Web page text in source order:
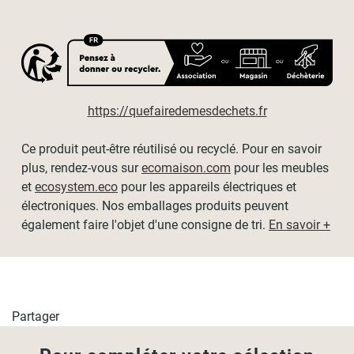
esthétique. Merci de tenir compte de cela dans le choix de
la hauteur de votre store.
Dimensions disponibles :
- L60cm x H190cm / L64cm x H190cm
- L90cm x H190cm / L94cm x H190cm
- L120cm x H190cm / L124cm x H190cm
- L150cm x H190cm / L154cm x H190cm
https://quefairedemesdechets.fr
Ce produit peut-être réutilisé ou recyclé. Pour en savoir
plus, rendez-vous surecomaison.com pour les meubles
et ecosystem.eco pour les appareils électriques et
électroniques. Nos emballages produits peuvent
également faire l'objet d'une consigne de tri. En savoir +
Partager